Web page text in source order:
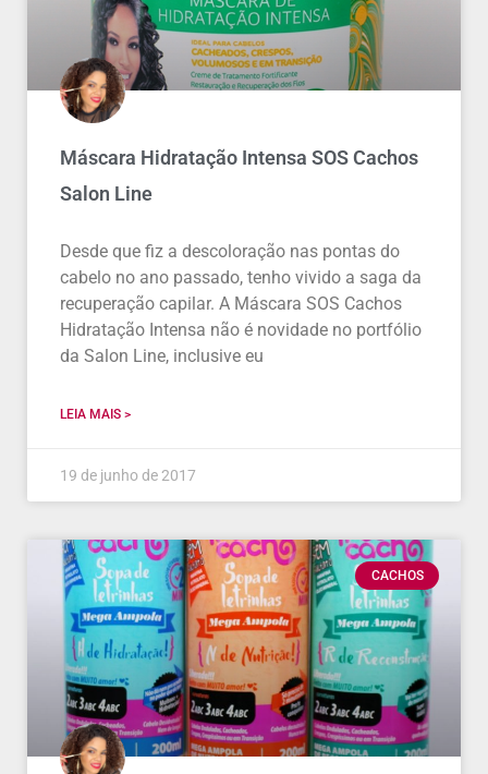
Máscara Hidratação Intensa SOS Cachos
Salon Line
Desde que fiz a descoloração nas pontas do
cabelo no ano passado, tenho vivido a saga da
recuperação capilar. A Máscara SOS Cachos
Hidratação Intensa não é novidade no portfólio
da Salon Line, inclusive eu
LEIA MAIS >
19 de junho de 2017
CACHOS